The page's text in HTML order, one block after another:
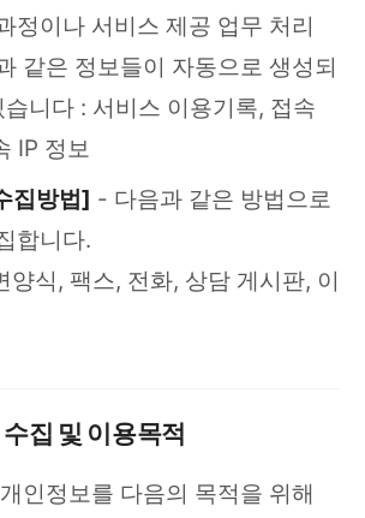
정이나 서비스 제공 업무 처리
같은 정보들이 자동으로 생성되
니다 : 서비스 이용기록, 접속
IP 정보
집방법] - 다음과 같은 방법으로
합니다.
양식, 팩스, 전화, 상담 게시판, 이
집 및 이용목적
인정보를 다음의 목적을 위해